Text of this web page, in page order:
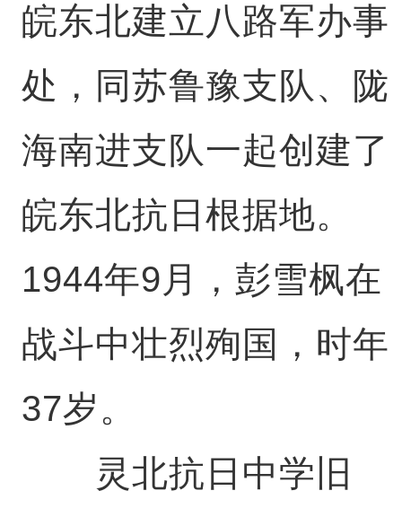
皖东北建立八路军办事
处，同苏鲁豫支队、陇
海南进支队一起创建了
皖东北抗日根据地。
1944年9月，彭雪枫在
战斗中壮烈殉国，时年
37岁。
灵北抗日中学旧